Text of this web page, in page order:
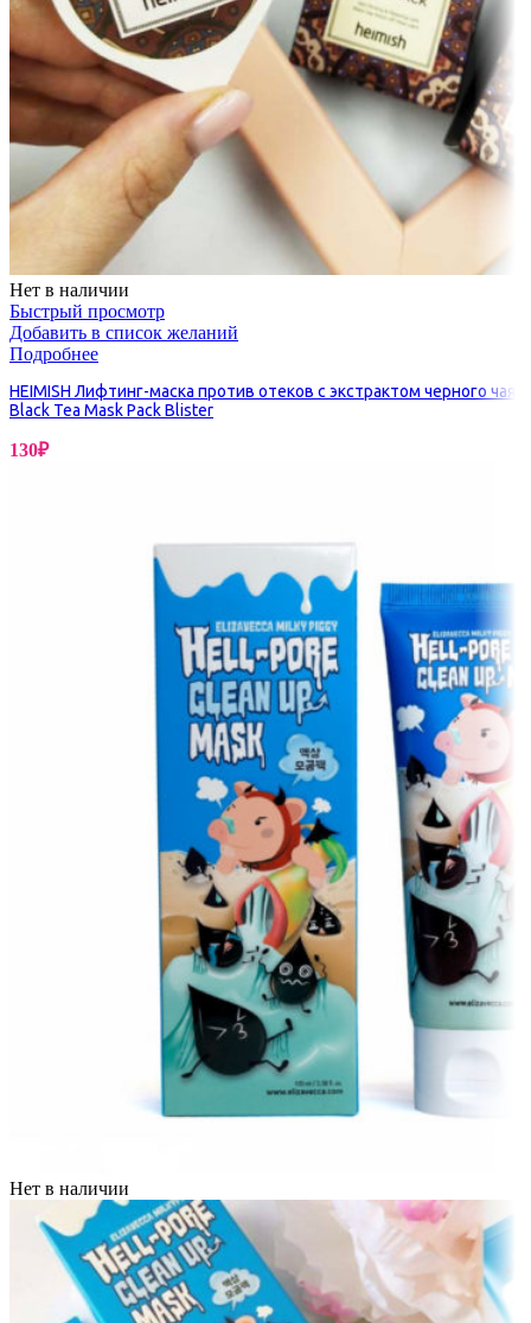
Нет в наличии
Быстрый просмотр
Добавить в список желаний
Подробнее
HEIMISH Лифтинг-маска против отеков с экстрактом черного чая
Black Tea Mask Pack Blister
130₽
Нет в наличии